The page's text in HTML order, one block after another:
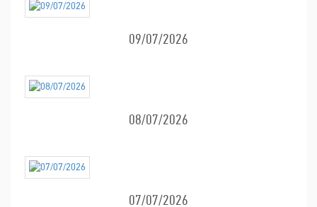
09/07/2026
08/07/2026
07/07/2026